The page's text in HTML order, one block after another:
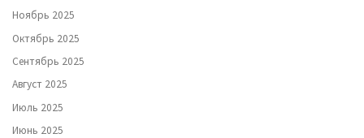
Ноябрь 2025
Октябрь 2025
Сентябрь 2025
Август 2025
Июль 2025
Июнь 2025